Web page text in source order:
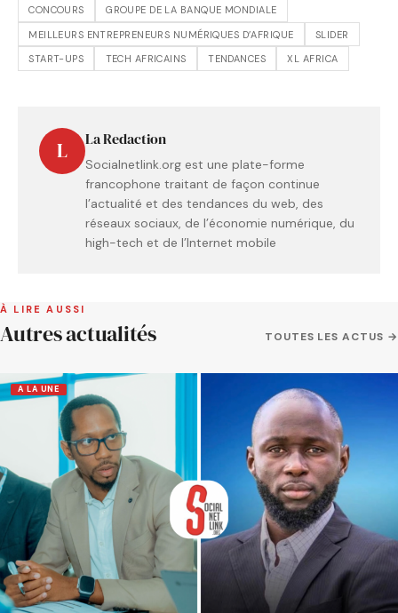
CONCOURS
GROUPE DE LA BANQUE MONDIALE
MEILLEURS ENTREPRENEURS NUMÉRIQUES D’AFRIQUE
SLIDER
START-UPS
TECH AFRICAINS TENDANCES XL AFRICA
L La Redaction
Socialnetlink.org est une plate-forme
francophone traitant de façon continue
l’actualité et des tendances du web, des
réseaux sociaux, de l’économie numérique, du
high-tech et de l’Internet mobile
À LIRE AUSSI
Autres actualités TOUTES LES ACTUS →
A LA UNE